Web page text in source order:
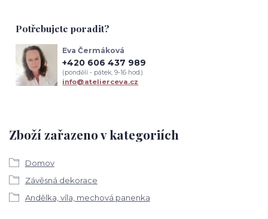
Zboží zařazeno v kategoriích
Domov
Závěsná dekorace
Andělka, víla, mechová panenka
Potřebujete poradit?
Eva Čermáková
+420 606 437 989
(pondělí - pátek, 9-16 hod.)
info@atelierceva.cz